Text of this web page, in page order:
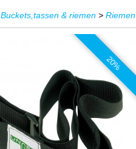
Buckets,tassen & riemen > Riemen
20%